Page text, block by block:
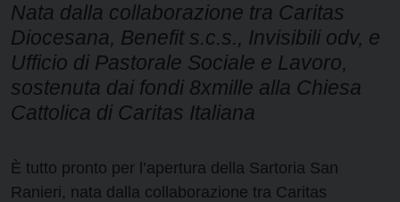
Nata dalla collaborazione tra Caritas
Diocesana, Benefit s.c.s., Invisibili odv, e
Ufficio di Pastorale Sociale e Lavoro,
sostenuta dai fondi 8xmille alla Chiesa
Cattolica di Caritas Italiana
È tutto pronto per l’apertura della Sartoria San
Ranieri, nata dalla collaborazione tra Caritas